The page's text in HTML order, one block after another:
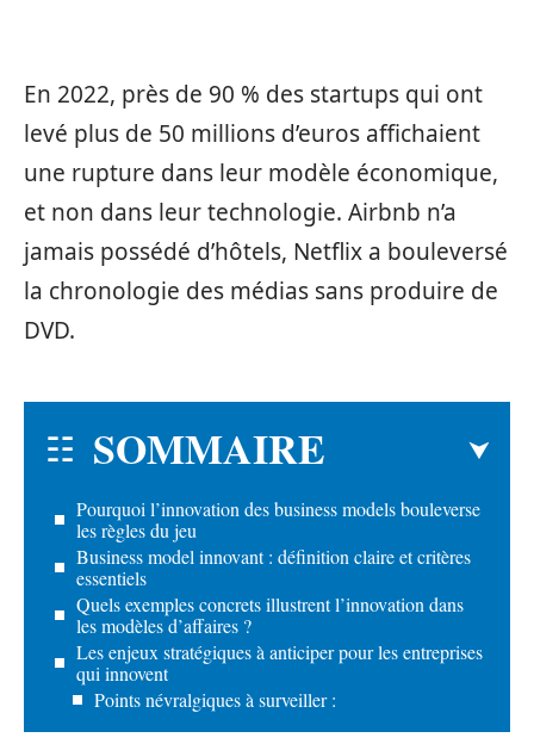
En 2022, près de 90 % des startups qui ont
levé plus de 50 millions d’euros affichaient
une rupture dans leur modèle économique,
et non dans leur technologie. Airbnb n’a
jamais possédé d’hôtels, Netflix a bouleversé
la chronologie des médias sans produire de
DVD.
SOMMAIRE
Pourquoi l’innovation des business models bouleverse
les règles du jeu
Business model innovant : définition claire et critères
essentiels
Quels exemples concrets illustrent l’innovation dans
les modèles d’affaires ?
Les enjeux stratégiques à anticiper pour les entreprises
qui innovent
Points névralgiques à surveiller :